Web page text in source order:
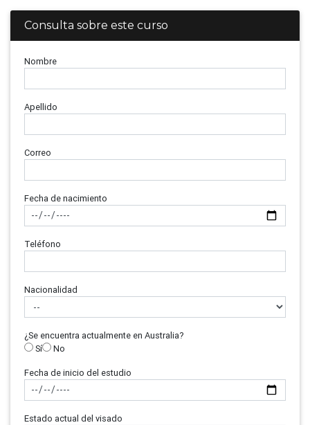
Consulta sobre este curso
Nombre
Apellido
Correo
Fecha de nacimiento
Teléfono
Nacionalidad
¿Se encuentra actualmente en Australia?
Sí
No
Fecha de inicio del estudio
Estado actual del visado